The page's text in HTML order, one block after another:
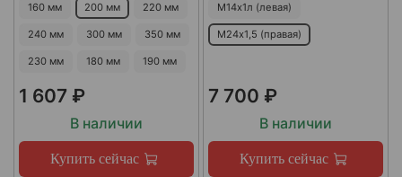
160 мм 200 мм 220 мм
240 мм 300 мм 350 мм
230 мм 180 мм 190 мм
1 607 ₽
В наличии
Купить сейчас
М14х1л (левая)
М24х1,5 (правая)
7 700 ₽
В наличии
Купить сейчас